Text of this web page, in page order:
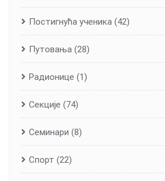
Постигнућа ученика (42)
Путовања (28)
Радионице (1)
Секције (74)
Семинари (8)
Спорт (22)